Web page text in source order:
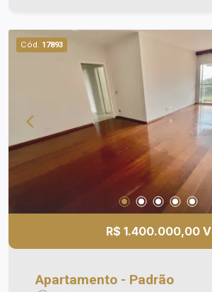
Cód. 17893
R$ 1.400.000,00 V
Apartamento - Padrão